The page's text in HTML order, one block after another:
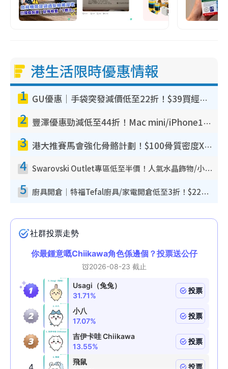
港生活限時優惠情報
1 GU優惠｜手袋突發減價低至22折！$39買經典波士頓包/餃子袋！飾物同步減價$29起！
2 豐澤優惠勁減低至44折！Mac mini/iPhone17Pro大減價！廚房家電$220起
3 港大推賽馬會強化骨骼計劃！$100骨質密度X光檢查 完成免費運動訓練送超市禮券！附參加資格
4 Swarovski Outlet專區低至半價！人氣水晶飾物/小擺設$138起！迪士尼款/水晶高跟鞋都有平
5 廚具開倉｜特福Tefal廚具/家電開倉低至3折！$220起買平底鍋/炒鑊/湯煲！電飯煲/吸塵機/燙斗$418起